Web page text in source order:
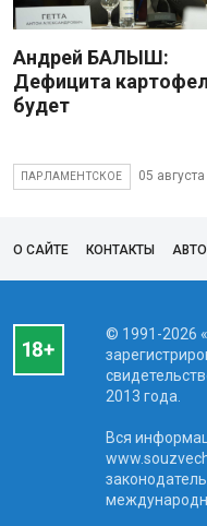
Андрей БАЛЫШ:
Дефицита
будет
ПАРЛАМЕНТСКОЕ 05
О САЙТЕ КОНТАКТЫ
© 1991-2026
2013 года.
Вся